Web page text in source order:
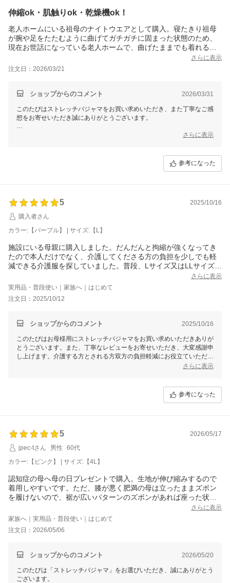
ております。
また、サイズ選びでご心配な点がございましたら、ご購入前でもお気軽
にご相談くださいませ。
このたびは温かいご感想と貴重なご意見をありがとうございました。
せたがや介護
伸縮ok・肌触りok・乾燥機ok！
老人ホームにいる祖母のナイトウエアとして購入。寝たきり祖母
が腕や足をたたむように曲げてガチガチに固まった状態のため、
現在お世話になっている老人ホームで、曲げたままでも着れるナ
介護士さんも着せやすいようです。
寝かせている日もあると聞き、化繊の服と祖母が頭を左右に振り
が、こちらの生地は綿も含まれているのでさわり心地も柔らか
く、祖母の肌への負担も少なさそうで安心しました。
日中でもナイトウエア生活にしてもらうので、今回試しに1枚購入
さらに表示
注文日：2026/03/21
ショップからのコメント 2026/03/31
このたびはストレッチパジャマをお買い求めいただき、また丁寧なご感
想をお寄せいただき誠にありがとうございます。
お祖母様のご様子や、日々のケアの中でのご不安についてもお聞かせい
また、お肌への摩擦によるご負担も気にされていた中で、
やわらかな肌ざわりの点でもお役に立てているご様子を伺い、少しでも
穏やかにお過ごしいただけておりましたら何よりでございます。
日中も含めてご着用をご検討いただいているとのこと、
毎日の中で無理なくお使いいただける一着となりましたら嬉しく思いま
す。
今後も、着る方にも介助される方にもやさしい衣類をお届けできるよう
努めてまいります。
このたびは温かいご感想をお寄せいただき、誠にありがとうございまし
せたがや介護
さらに表示
参考になった
5
2025/10/16
購入者さん
カラー:【パープル】 | サイズ:【L】
施設にいる母親に購入しました。だんだんと拘縮が強くなってき
たので本人だけでなく、介護してくださる方の負担を少しでも軽
減できる介護服を探していました。普段、Lサイズ又はLLサイズ
をきていますが、今回Lサイズにして良かったです。かなりゆった
りめです。でも、手首足首の部分は、柔らかいタッチのゴム入り
になっていて本人も負担はないように思います。何にしても、自
分が着るわけでもなく、お世話するのでもないので、なかなか介
す。また購入したいと思います。
さらに表示
実用品・普段使い｜家族へ｜はじめて
注文日：2025/10/12
ショップからのコメント 2025/10/16
このたびはお母様用にストレッチパジャマをお買い求めいただきありが
とうございます。また、丁寧なレビューをお寄せいただき、大変感謝申
し上げます。介護する方とされる方双方の負担軽減にお役立ていただけ
たこと、スタッフ一同嬉しい限りでございます。サイズ感や手首・足首
ご自分では着用されない分、介護用品を選ぶ難しさもお感じかと思いま
すが、当商品がそのお悩み解消に少しでも繋がれたのであれば幸いで
せたがや介護
森田あかり
さらに表示
参考になった
5
2026/05/17
jpec‐tさん
男性
60代
カラー:【ピンク】 | サイズ:【4L】
認知症の母へ母の日プレゼントで購入。生地が伸び縮みするので
着用しやすいです。ただ、膝が悪く肥満の母は立ったままズボン
を履けないので、裾が広いパターンのズボンがあれば座った状態
さらに表示
家族へ｜実用品・普段使い｜はじめて
注文日：2026/05/06
ショップからのコメント 2026/05/20
このたびは「ストレッチパジャマ」をお選びいただき、誠にありがとう
ございます。